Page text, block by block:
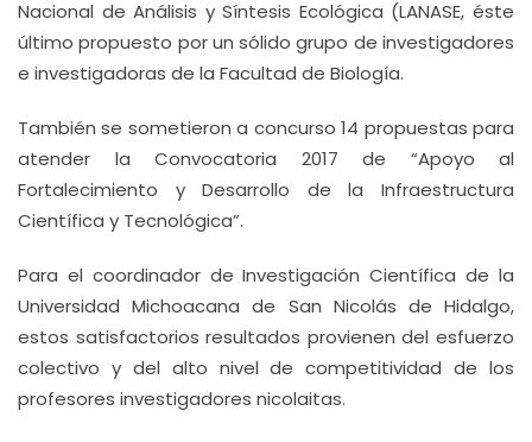
Nacional de Análisis y Síntesis Ecológica (LANASE, éste
último propuesto por un sólido grupo de investigadores
e investigadoras de la Facultad de Biología.
También se sometieron a concurso 14 propuestas para
atender la Convocatoria 2017 de “Apoyo al
Fortalecimiento y Desarrollo de la Infraestructura
Científica y Tecnológica”.
Para el coordinador de Investigación Científica de la
Universidad Michoacana de San Nicolás de Hidalgo,
estos satisfactorios resultados provienen del esfuerzo
colectivo y del alto nivel de competitividad de los
profesores investigadores nicolaitas.